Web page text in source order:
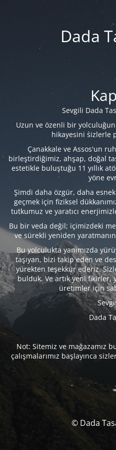
Dada
Sevgili Dada
Uzun ve özenli bir
hikayesini sizlerle
Çanakkale ve Assos'un
birleştirdiğimiz, ahşap, doğal
estetikle buluştuğu 11 yıllık
yöne
Şimdi daha özgür, daha
geçmek için fiziksel
tutkumuz ve yaratıcı
Bu bir veda değil; içimizdeki
ve sürekli yeniden
Bu yolculukta yanımızda
taşıyan, bizi takip eden ve
yürekten teşekkür ederiz.
bulduk. Ve artık yeni
üretimler için
Dada
Not: Sitemiz ve mağazamız
çalışmalarımız başlayınca
© Dada